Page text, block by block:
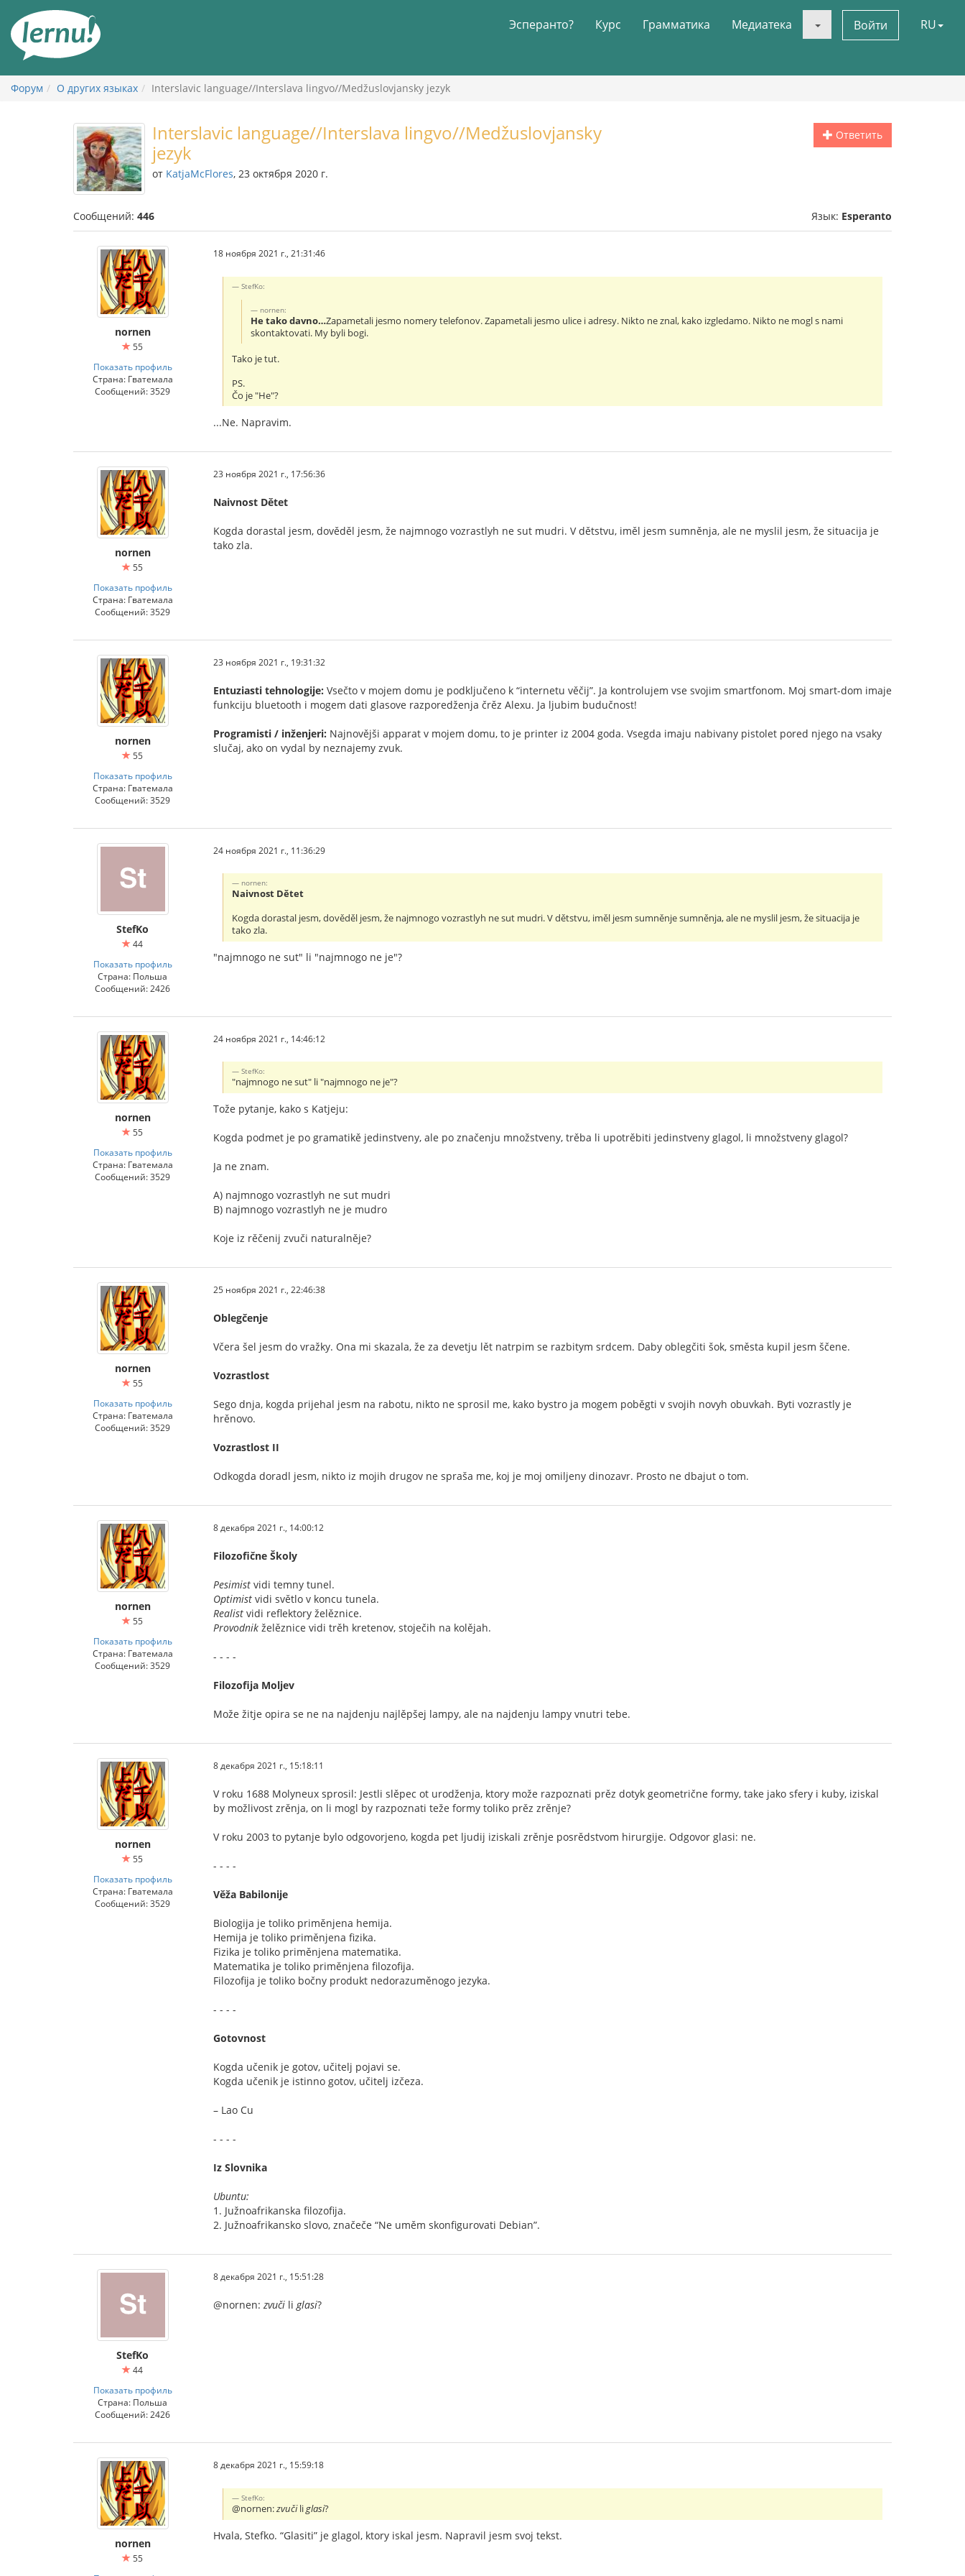
содержанию
Эсперанто? Курс Грамматика Медиатека Войти RU
Форум О других языках Interslavic language//Interslava lingvo//Medžuslovjansky jezyk
Ответить
Interslavic language//Interslava lingvo//Medžuslovjansky
jezyk
от KatjaMcFlores, 23 октября 2020 г.
Сообщений: 446 Язык: Esperanto
nornen
55
Показать профиль
Страна: Гватемала
Сообщений: 3529
18 ноября 2021 г., 21:31:46
StefKo:
nornen:
He tako davno…Zapametali jesmo nomery telefonov. Zapametali jesmo ulice i adresy. Nikto ne znal, kako izgledamo. Nikto ne mogl s nami
skontaktovati. My byli bogi.
Tako je tut.
PS.
Čo je "He"?
...Ne. Napravim.
nornen
55
Показать профиль
Страна: Гватемала
Сообщений: 3529
23 ноября 2021 г., 17:56:36
Naivnost Dětet
Kogda dorastal jesm, dověděl jesm, že najmnogo vozrastlyh ne sut mudri. V dětstvu, iměl jesm sumněnja, ale ne myslil jesm, že situacija je
tako zla.
nornen
55
Показать профиль
Страна: Гватемала
Сообщений: 3529
23 ноября 2021 г., 19:31:32
Entuziasti tehnologije: Vsečto v mojem domu je podključeno k “internetu věčij”. Ja kontrolujem vse svojim smartfonom. Moj smart-dom imaje
funkciju bluetooth i mogem dati glasove razporedženja črěz Alexu. Ja ljubim budučnost!
Programisti / inženjeri: Najnovějši apparat v mojem domu, to je printer iz 2004 goda. Vsegda imaju nabivany pistolet pored njego na vsaky
slučaj, ako on vydal by neznajemy zvuk.
StefKo
44
Показать профиль
Страна: Польша
Сообщений: 2426
24 ноября 2021 г., 11:36:29
nornen:
Naivnost Dětet
Kogda dorastal jesm, dověděl jesm, že najmnogo vozrastlyh ne sut mudri. V dětstvu, iměl jesm sumněnje sumněnja, ale ne myslil jesm, že situacija je
tako zla.
"najmnogo ne sut" li "najmnogo ne je"?
nornen
55
Показать профиль
Страна: Гватемала
Сообщений: 3529
24 ноября 2021 г., 14:46:12
StefKo:
"najmnogo ne sut" li "najmnogo ne je"?
Tože pytanje, kako s Katjeju:
Kogda podmet je po gramatikě jedinstveny, ale po značenju množstveny, trěba li upotrěbiti jedinstveny glagol, li množstveny glagol?
Ja ne znam.
A) najmnogo vozrastlyh ne sut mudri
B) najmnogo vozrastlyh ne je mudro
Koje iz rěčenij zvuči naturalněje?
nornen
55
Показать профиль
Страна: Гватемала
Сообщений: 3529
25 ноября 2021 г., 22:46:38
Oblegčenje
Včera šel jesm do vražky. Ona mi skazala, že za devetju lět natrpim se razbitym srdcem. Daby oblegčiti šok, směsta kupil jesm ščene.
Vozrastlost
Sego dnja, kogda prijehal jesm na rabotu, nikto ne sprosil me, kako bystro ja mogem poběgti v svojih novyh obuvkah. Byti vozrastly je
hrěnovo.
Vozrastlost II
Odkogda doradl jesm, nikto iz mojih drugov ne spraša me, koj je moj omiljeny dinozavr. Prosto ne dbajut o tom.
nornen
55
Показать профиль
Страна: Гватемала
Сообщений: 3529
8 декабря 2021 г., 14:00:12
Filozofične Školy
Pesimist vidi temny tunel.
Optimist vidi světlo v koncu tunela.
Realist vidi reflektory želěznice.
Provodnik želěznice vidi trěh kretenov, stoječih na kolějah.
- - - -
Filozofija Moljev
Može žitje opira se ne na najdenju najlěpšej lampy, ale na najdenju lampy vnutri tebe.
nornen
55
Показать профиль
Страна: Гватемала
Сообщений: 3529
8 декабря 2021 г., 15:18:11
V roku 1688 Molyneux sprosil: Jestli slěpec ot urodženja, ktory može razpoznati prěz dotyk geometrične formy, take jako sfery i kuby, iziskal
by možlivost zrěnja, on li mogl by razpoznati teže formy toliko prěz zrěnje?
V roku 2003 to pytanje bylo odgovorjeno, kogda pet ljudij iziskali zrěnje posrědstvom hirurgije. Odgovor glasi: ne.
- - - -
Věža Babilonije
Biologija je toliko priměnjena hemija.
Hemija je toliko priměnjena fizika.
Fizika je toliko priměnjena matematika.
Matematika je toliko priměnjena filozofija.
Filozofija je toliko bočny produkt nedorazuměnogo jezyka.
- - - -
Gotovnost
Kogda učenik je gotov, učitelj pojavi se.
Kogda učenik je istinno gotov, učitelj izčeza.
– Lao Cu
- - - -
Iz Slovnika
Ubuntu:
1. Južnoafrikanska filozofija.
2. Južnoafrikansko slovo, značeče “Ne uměm skonfigurovati Debian”.
StefKo
44
Показать профиль
Страна: Польша
Сообщений: 2426
8 декабря 2021 г., 15:51:28
@nornen: zvuči liglasi?
nornen
55
8 декабря 2021 г., 15:59:18
StefKo:
@nornen:zvučiliglasi?
Hvala, Stefko. “Glasiti” je glagol, ktory iskal jesm. Napravil jesm svoj tekst.